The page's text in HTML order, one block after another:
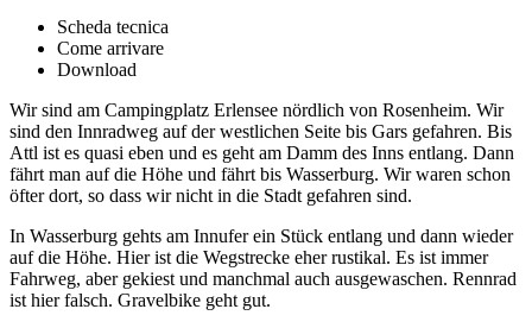
Scheda tecnica
Come arrivare
Download
Wir sind am Campingplatz Erlensee nördlich von Rosenheim. Wir
sind den Innradweg auf der westlichen Seite bis Gars gefahren. Bis
Attl ist es quasi eben und es geht am Damm des Inns entlang. Dann
fährt man auf die Höhe und fährt bis Wasserburg. Wir waren schon
öfter dort, so dass wir nicht in die Stadt gefahren sind.
In Wasserburg gehts am Innufer ein Stück entlang und dann wieder
auf die Höhe. Hier ist die Wegstrecke eher rustikal. Es ist immer
Fahrweg, aber gekiest und manchmal auch ausgewaschen. Rennrad
ist hier falsch. Gravelbike geht gut.